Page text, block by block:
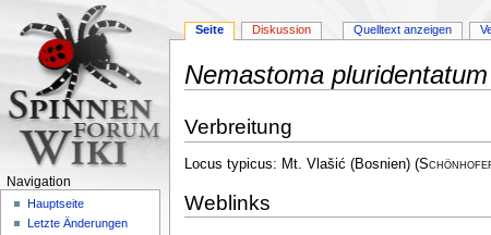
Nemastoma pluridentatum
Navigation
springen
Suche
springen
Verbreitung
Locus typicus: Mt. Vlašić (Bosnien) (
Weblinks
Seite Diskussion Quelltext anzeigen
Navigation
Hauptseite
Letzte Änderungen